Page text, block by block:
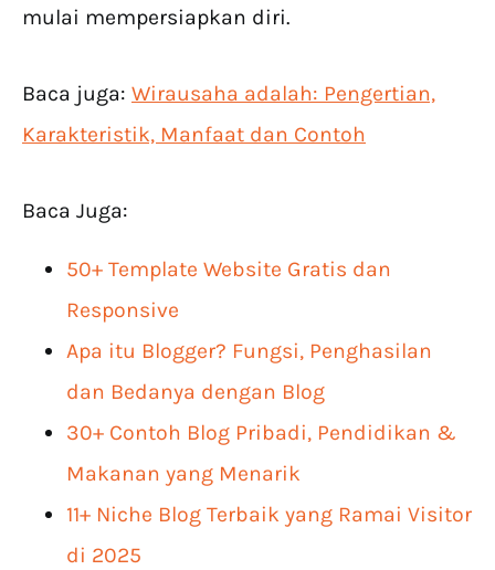
mulai mempersiapkan diri.
Baca juga: Wirausaha adalah: Pengertian,
Karakteristik, Manfaat dan Contoh
Baca Juga:
50+ Template Website Gratis dan
Responsive
Apa itu Blogger? Fungsi, Penghasilan
dan Bedanya dengan Blog
30+ Contoh Blog Pribadi, Pendidikan &
Makanan yang Menarik
11+ Niche Blog Terbaik yang Ramai Visitor
di 2025